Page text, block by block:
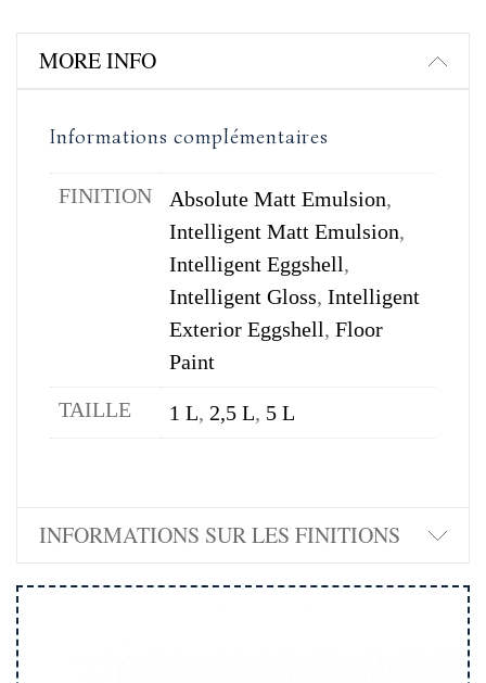
MORE INFO
Informations complémentaires
FINITION Absolute Matt Emulsion,
Intelligent Matt Emulsion,
Intelligent Eggshell,
Intelligent Gloss, Intelligent
Exterior Eggshell, Floor
Paint
TAILLE
1 L, 2,5 L, 5 L
INFORMATIONS SUR LES FINITIONS